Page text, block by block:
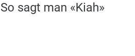
So sagt man «Kiah»